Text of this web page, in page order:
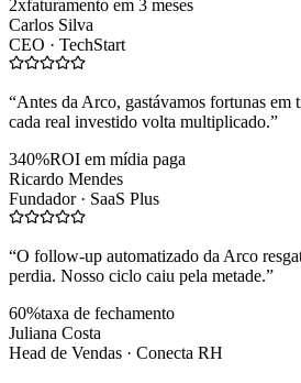
2xfaturamento em 3 meses
Carlos Silva
CEO · TechStart
“Antes da Arco, gastávamos fortunas em
cada real investido volta multiplicado.”
340%ROI em mídia paga
Ricardo Mendes
Fundador · SaaS Plus
“O follow-up automatizado da Arco
perdia. Nosso ciclo caiu pela metade.”
60%taxa de fechamento
Juliana Costa
Head de Vendas · Conecta RH